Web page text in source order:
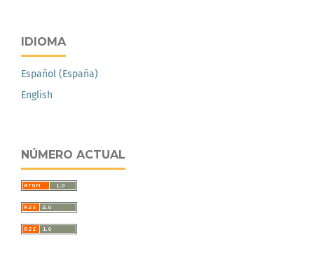
IDIOMA
Español (España)
English
NÚMERO ACTUAL